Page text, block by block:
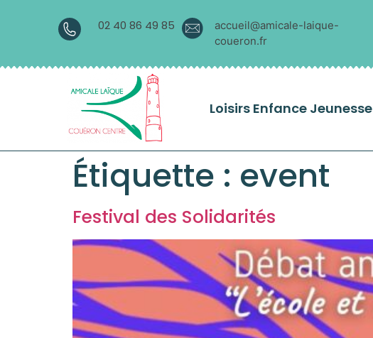
02 40 86 49 85
accueil@amicale-laique-
coueron.fr
Loisirs Enfance Jeunesse
Étiquette : event
Festival des Solidarités